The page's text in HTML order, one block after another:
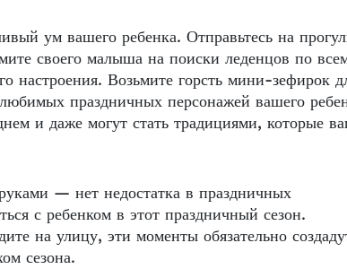
ум вашего ребенка. Отправьтесь на
своего малыша на поиски леденцов по
настроения. Возьмите горсть мини-зефирок
праздничных персонажей вашего
и даже могут стать традициями, которые
— нет недостатка в праздничных
с ребенком в этот праздничный сезон.
на улицу, эти моменты обязательно
сезона.